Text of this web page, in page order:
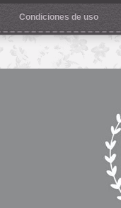
Condiciones de uso